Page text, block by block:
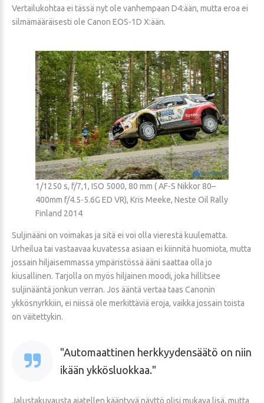
Vertailukohtaa ei tässä nyt ole vanhempaan D4:ään, mutta eroa ei
silmämääräisesti ole Canon EOS-1D X:ään.
1/1250 s, f/7,1, ISO 5000, 80 mm ( AF-S Nikkor 80–
400mm f/4.5-5.6G ED VR), Kris Meeke, Neste Oil Rally
Finland 2014
Suljinääni on voimakas ja sitä ei voi olla vierestä kuulematta.
Urheilua tai vastaavaa kuvatessa asiaan ei kiinnitä huomiota, mutta
jossain hiljaisemmassa ympäristössä ääni saattaa olla jo
kiusallinen. Tarjolla on myös hiljainen moodi, joka hillitsee
suljinääntä jonkun verran. Jos ääntä vertaa taas Canonin
ykkösnyrkkiin, ei niissä ole merkittäviä eroja, vaikka jossain toista
on väitettykin.
Automaattinen herkkyydensäätö on niin
ikään ykkösluokkaa.
Jalustakuvausta ajatellen kääntyvä näyttö olisi mukava lisä, mutta